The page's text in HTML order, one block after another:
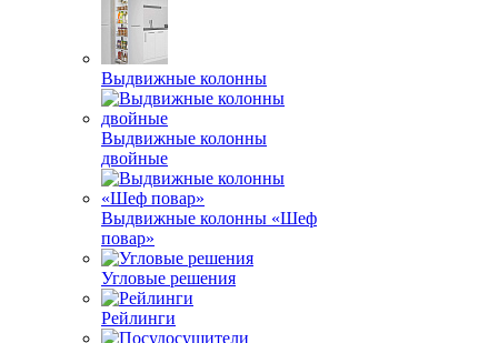
Выдвижные колонны
Выдвижные колонны
двойные
Bыдвижные колонны «Шеф
повар»
Угловые решения
Рейлинги